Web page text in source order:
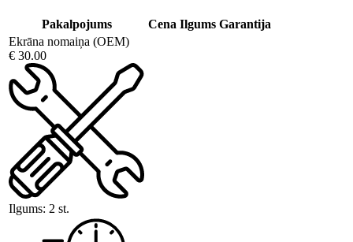
Pakalpojums Cena Ilgums Garantija
Ekrāna nomaiņa (OEM)
€ 30.00
Ilgums: 2 st.